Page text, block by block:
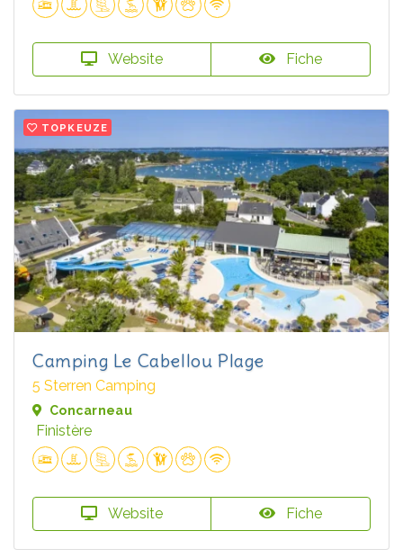
Website Fiche
TOPKEUZE
Camping Le Cabellou Plage
5 Sterren Camping
Concarneau
Finistère
Website Fiche